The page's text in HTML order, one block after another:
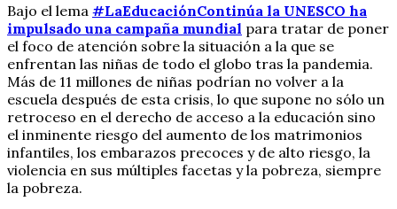
Bajo el lema #LaEducaciónContinúa la UNESCO ha
impulsado una campaña mundial para tratar de poner
el foco de atención sobre la situación a la que se
enfrentan las niñas de todo el globo tras la pandemia.
Más de 11 millones de niñas podrían no volver a la
escuela después de esta crisis, lo que supone no sólo un
retroceso en el derecho de acceso a la educación sino
el inminente riesgo del aumento de los matrimonios
infantiles, los embarazos precoces y de alto riesgo, la
violencia en sus múltiples facetas y la pobreza, siempre
la pobreza.